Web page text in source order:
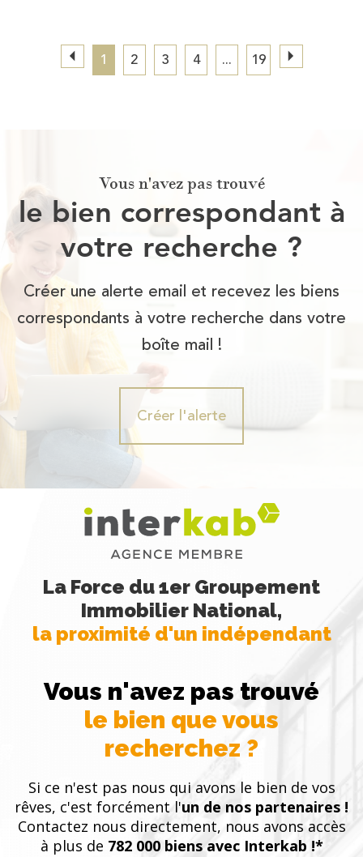
1 2 3 4 ... 19
Vous n'avez pas trouvé
le bien correspondant à
votre recherche ?
Créer une alerte email et recevez les biens
correspondants à votre recherche dans votre
boîte mail !
Créer l'alerte
La Force du 1er Groupement
Immobilier National,
la proximité d'un indépendant
Vous n'avez pas trouvé
le bien que vous
recherchez ?
Si ce n'est pas nous qui avons le bien de vos
rêves, c'est forcément l'un de nos partenaires !
Contactez nous directement, nous avons accès
à plus de 782 000 biens avec Interkab !*